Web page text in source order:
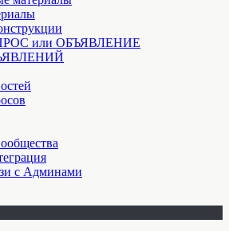
или ОБЪЯВЛЕНИЕ
с Админами